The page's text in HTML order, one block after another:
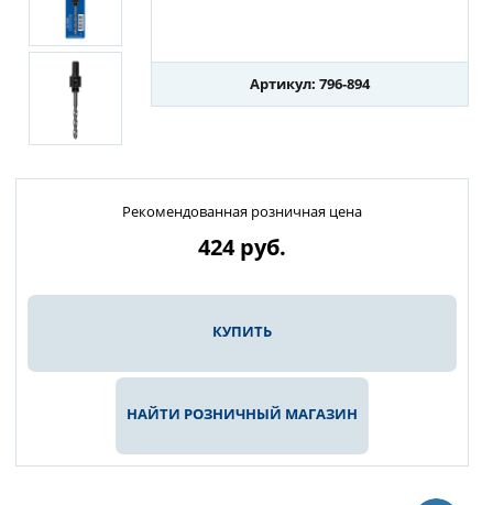
Артикул: 796-894
Рекомендованная розничная цена
424руб.
КУПИТЬ
НАЙТИ РОЗНИЧНЫЙ МАГАЗИН